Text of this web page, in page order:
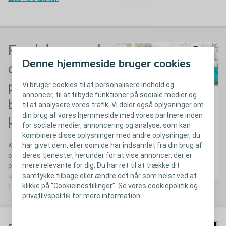
Denne hjemmeside bruger cookies
Vi bruger cookies til at personalisere indhold og
annoncer, til at tilbyde funktioner på sociale medier og
til at analysere vores trafik. Vi deler også oplysninger om
din brug af vores hjemmeside med vores partnere inden
for sociale medier, annoncering og analyse, som kan
kombinere disse oplysninger med andre oplysninger, du
har givet dem, eller som de har indsamlet fra din brug af
deres tjenester, herunder for at vise annoncer, der er
mere relevante for dig. Du har ret til at trække dit
samtykke tilbage eller ændre det når som helst ved at
klikke på “Cookieindstillinger”. Se vores cookiepolitik og
privatlivspolitik for mere information.
Fordelene ved
at træffe en
proaktiv
beslutning om
konveksitet
Kunne en mere proaktiv
beslutning om flade vs. konvekse
produkter redde patienter fra
unødvendige lækageoplevelser?
Læs hele artiklen